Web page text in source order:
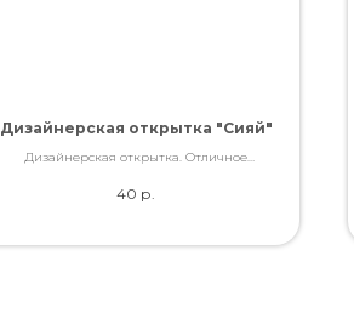
Дизайнерская открытка "Сияй"
Дизайнерская открытка. Отличное
Вы так хотели сказать.
40 р.